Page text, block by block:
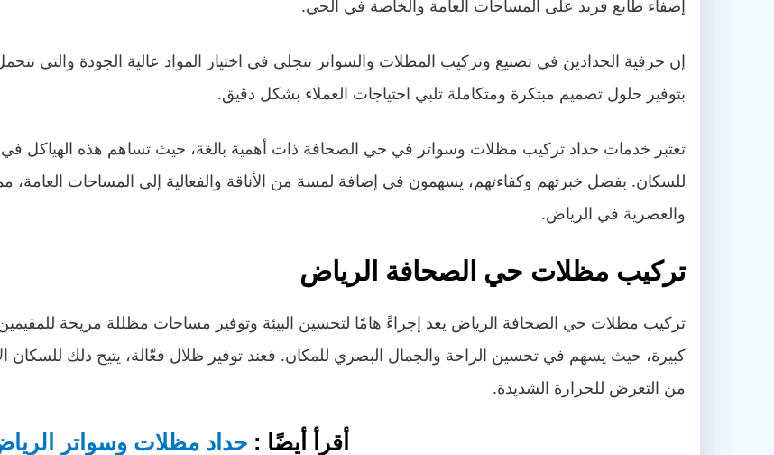
إضفاء طابع فريد على المساحات العامة والخاصة في الحي.
إن حرفية الحدادين في تصنيع وتركيب المظلات والسواتر تتجلى في اختيار المواد عالية الجودة والتي
بتوفير حلول تصميم مبتكرة ومتكاملة تلبي احتياجات العملاء بشكل دقيق.
تعتبر خدمات حداد تركيب مظلات وسواتر في حي الصحافة ذات أهمية بالغة، حيث تساهم هذه الهياكل في
للسكان. بفضل خبرتهم وكفاءتهم، يسهمون في إضافة لمسة من الأناقة والفعالية إلى المساحات العامة،
والعصرية في الرياض.
تركيب مظلات حي الصحافة الرياض
تركيب مظلات حي الصحافة الرياض يعد إجراءً هامًا لتحسين البيئة وتوفير مساحات مظللة مريحة
كبيرة، حيث يسهم في تحسين الراحة والجمال البصري للمكان. فعند توفير ظلال فعّالة، يتيح ذلك للسكان
من التعرض للحرارة الشديدة.
أقرأ أيضًا :حداد مظلات وسواتر